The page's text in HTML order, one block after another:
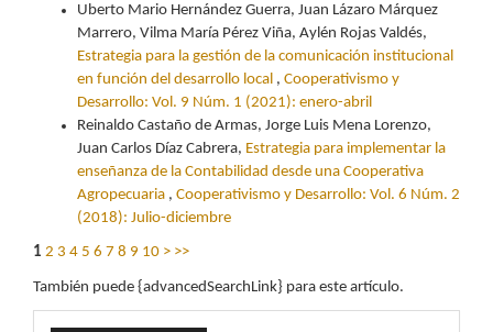
Uberto Mario Hernández Guerra, Juan Lázaro Márquez
Marrero, Vilma María Pérez Viña, Aylén Rojas Valdés,
Estrategia para la gestión de la comunicación institucional
en función del desarrollo local , Cooperativismo y
Desarrollo: Vol. 9 Núm. 1 (2021): enero-abril
Reinaldo Castaño de Armas, Jorge Luis Mena Lorenzo,
Juan Carlos Díaz Cabrera, Estrategia para implementar la
enseñanza de la Contabilidad desde una Cooperativa
Agropecuaria , Cooperativismo y Desarrollo: Vol. 6 Núm. 2
(2018): Julio-diciembre
1 2 3 4 5 6 7 8 9 10 > >>
También puede {advancedSearchLink} para este artículo.